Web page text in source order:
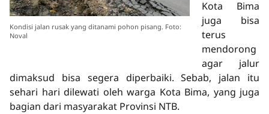
Kondisi jalan rusak yang ditanami pohon pisang. Foto:
Noval
Kota Bima
juga bisa
terus
mendorong
agar jalur
dimaksud bisa segera diperbaiki. Sebab, jalan itu
sehari hari dilewati oleh warga Kota Bima, yang juga
bagian dari masyarakat Provinsi NTB.